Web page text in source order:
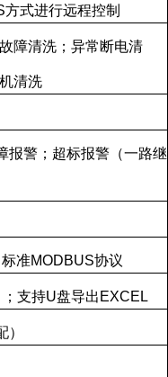
方式进行远程控制
障清洗；异常断电清
清洗
报警；超标报警（一路继
标准MODBUS协议
支持U盘导出 EXCEL